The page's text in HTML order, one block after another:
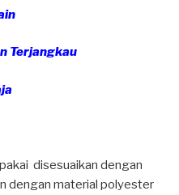
Terjangkau
disesuaikan dengan
dengan material polyester